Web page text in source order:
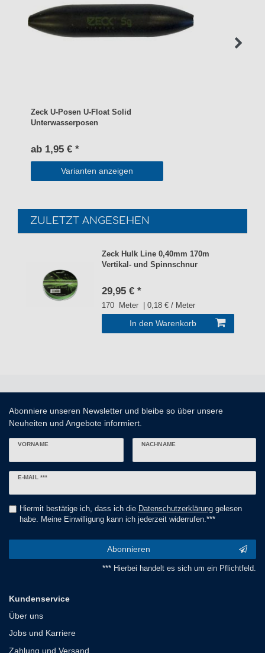
Zeck U-Posen U-Float Solid
Unterwasserposen
ab 1,95 € *
Varianten anzeigen
ZULETZT ANGESEHEN
Zeck Hulk Line 0,40mm 170m
Vertikal- und Spinnschnur
29,95 € *
170 Meter | 0,18 € / Meter
In den Warenkorb
Abonniere unseren Newsletter und bleibe so über unsere
Neuheiten und Angebote informiert.
VORNAME NACHNAME
E-MAIL ***
Newsletter
Hiermit bestätige ich, dass ich die Daten­schutz­erklärunggelesen
habe. Meine Einwilligung kann ich jederzeit widerrufen.***
Abonnieren
*** Hierbei handelt es sich um ein Pflichtfeld.
Kundenservice
Über uns
Jobs und Karriere
Zahlung und Versand